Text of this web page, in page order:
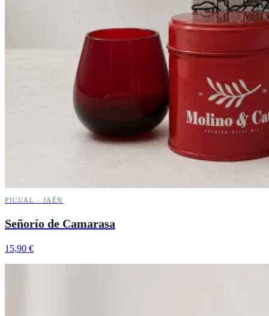
PICUAL · JAÉN
Señorío de Camarasa
15,90 €